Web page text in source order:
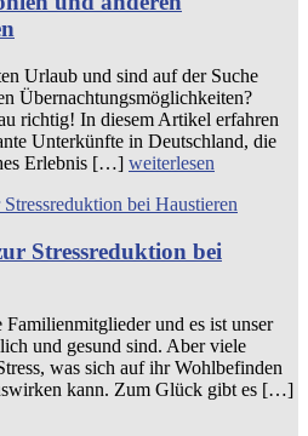
Urlaub und sind auf der Suche
Übernachtungsmöglichkeiten?
richtig! In diesem Artikel erfahren
Unterkünfte in Deutschland, die
Erlebnis […] weiterlesen
Stressreduktion bei
und es ist unser
und gesund sind. Aber viele
was sich auf ihr Wohlbefinden
kann. Zum Glück gibt es […]